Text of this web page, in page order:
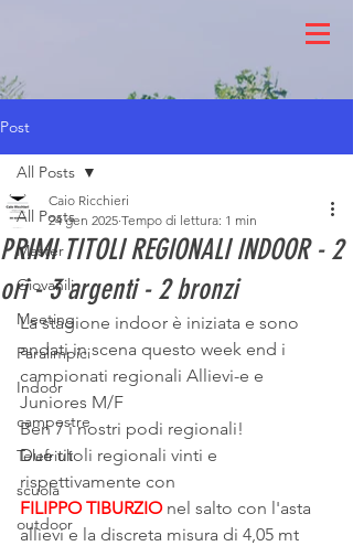
Post
All Posts
Master
Giovanili
Meeting
Paralimpici
Indoor
campestre
Telefriuli
scuola
outdoor
All Posts
PRIMI TITOLI REGIONALI INDOOR - 2
ori - 3 argenti - 2 bronzi
Caio Ricchieri
24 gen 2025 Tempo di lettura: 1 min
La stagione indoor è iniziata e sono
andati in scena questo week end i
campionati regionali Allievi-e e
Juniores M/F
Ben 7 i nostri podi regionali!
Due titoli regionali vinti e
rispettivamente con
FILIPPO TIBURZIO nel salto con l'asta
allievi e la discreta misura di 4,05 mt